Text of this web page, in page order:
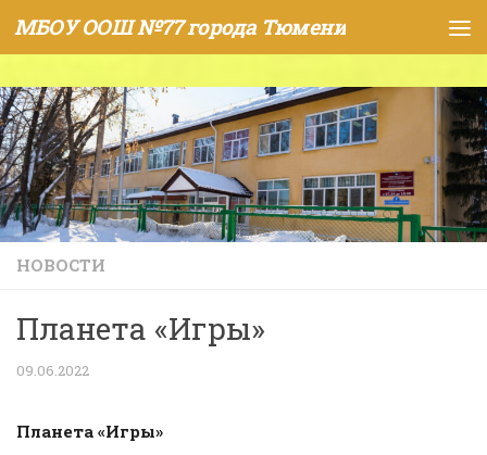
Skip to content
МБОУ ООШ №77 города Тюмени
НОВОСТИ
Планета «Игры»
09.06.2022
Планета «Игры»